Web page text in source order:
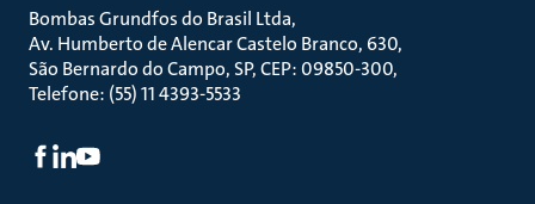
Bombas Grundfos do Brasil Ltda
Av. Humberto de Alencar Castelo Branco, 630
São Bernardo do Campo, SP, CEP: 09850-300
Telefone: (55) 11 4393-5533